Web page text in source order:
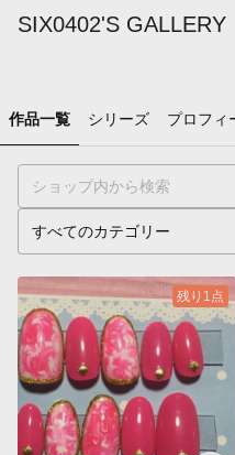
SIX0402'S GALLERY
作品一覧 シリーズ プロフィ
残り1点